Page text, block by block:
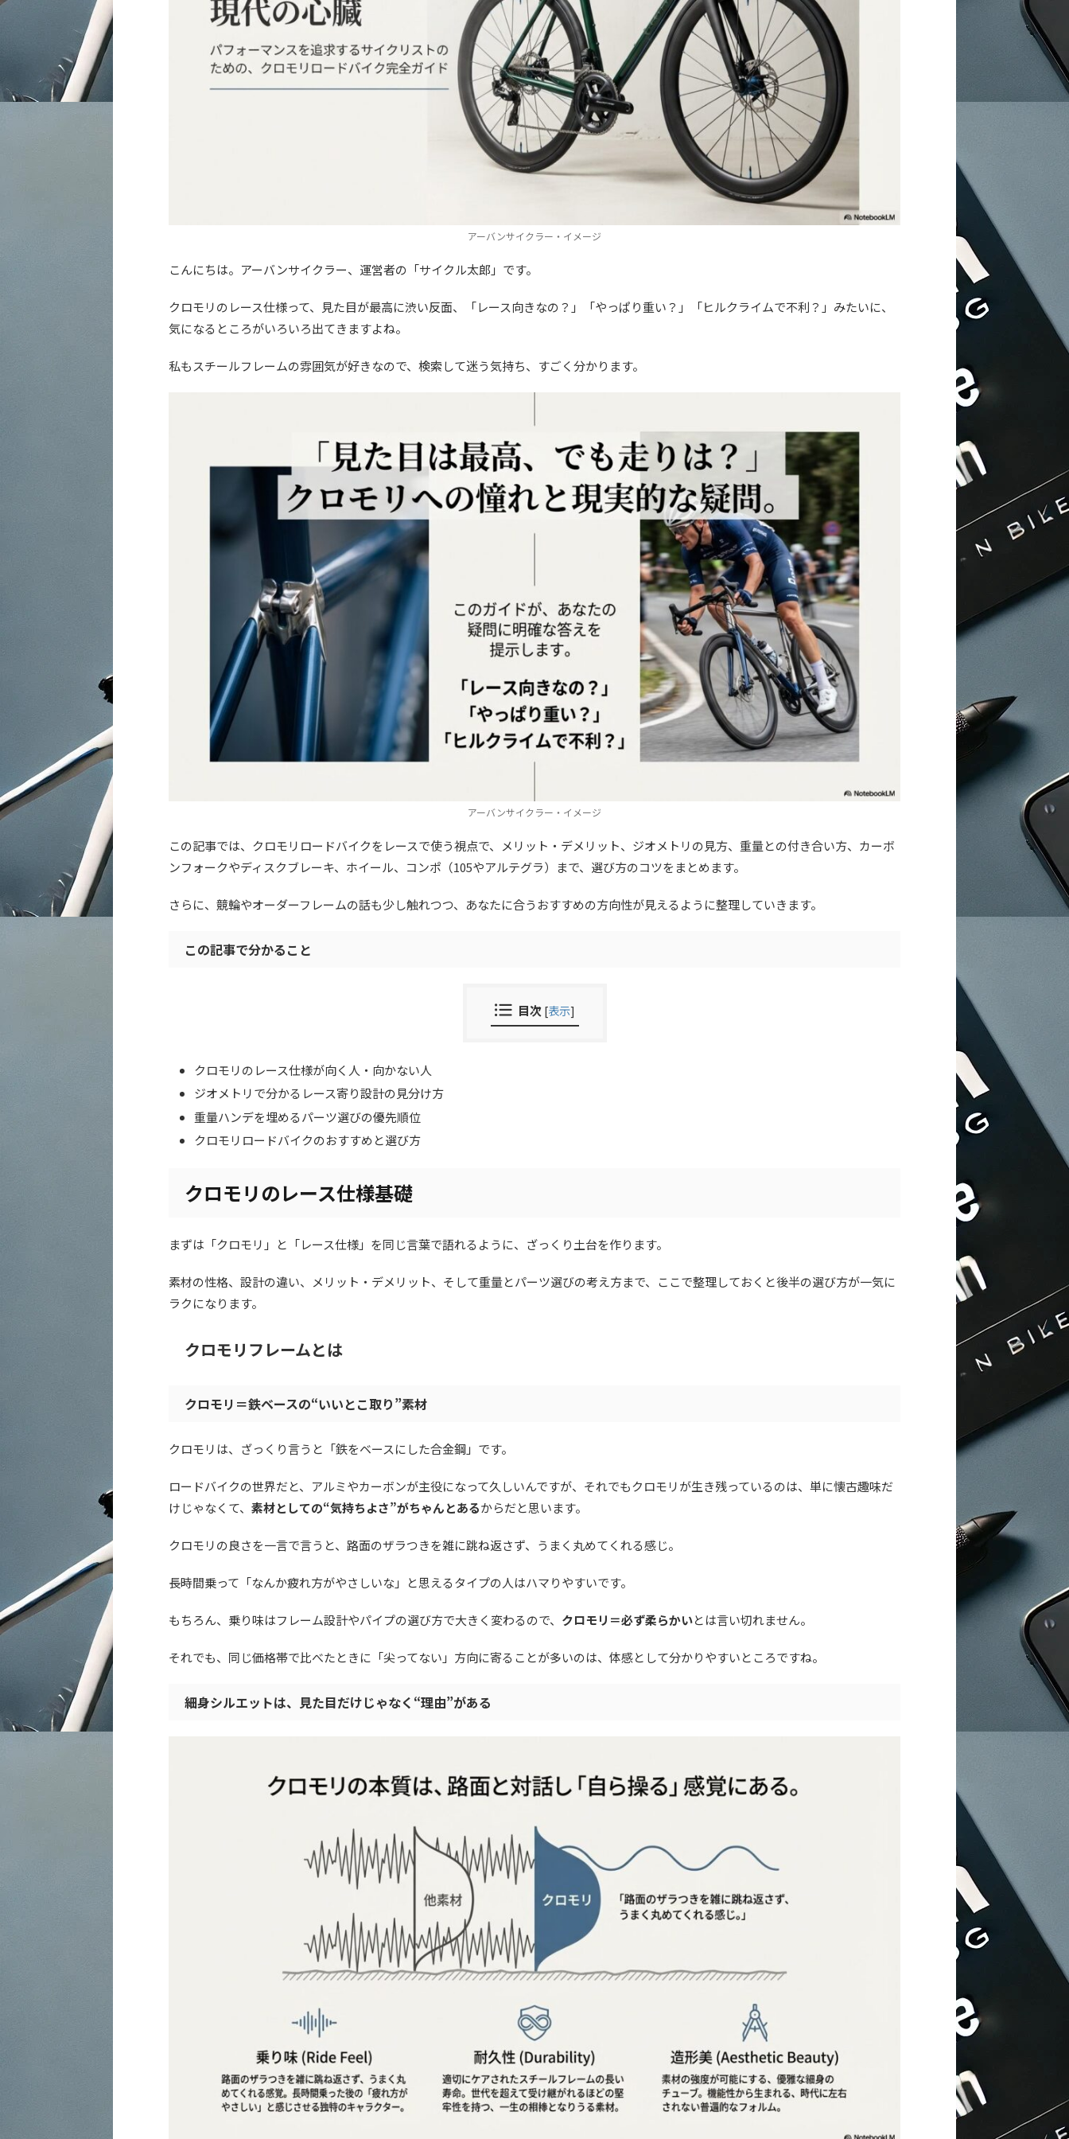
アーバンサイクラー・イメージ
こんにちは。アーバンサイクラー、運営者の「サイクル太郎」です。
クロモリのレース仕様って、見た目が最高に渋い反面、「レース向きなの？」「やっぱり重い？」「ヒルクライムで不利？」みたいに、
気になるところがいろいろ出てきますよね。
私もスチールフレームの雰囲気が好きなので、検索して迷う気持ち、すごく分かります。
アーバンサイクラー・イメージ
この記事では、クロモリロードバイクをレースで使う視点で、メリット・デメリット、ジオメトリの見方、重量との付き合い方、カーボ
ンフォークやディスクブレーキ、ホイール、コンポ（105やアルテグラ）まで、選び方のコツをまとめます。
さらに、競輪やオーダーフレームの話も少し触れつつ、あなたに合うおすすめの方向性が見えるように整理していきます。
この記事で分かること
目次 [表示]
クロモリのレース仕様が向く人・向かない人
ジオメトリで分かるレース寄り設計の見分け方
重量ハンデを埋めるパーツ選びの優先順位
クロモリロードバイクのおすすめと選び方
クロモリのレース仕様基礎
まずは「クロモリ」と「レース仕様」を同じ言葉で語れるように、ざっくり土台を作ります。
素材の性格、設計の違い、メリット・デメリット、そして重量とパーツ選びの考え方まで、ここで整理しておくと後半の選び方が一気に
ラクになります。
クロモリフレームとは
クロモリ＝鉄ベースの“いいとこ取り”素材
クロモリは、ざっくり言うと「鉄をベースにした合金鋼」です。
ロードバイクの世界だと、アルミやカーボンが主役になって久しいんですが、それでもクロモリが生き残っているのは、単に懐古趣味だ
けじゃなくて、 素材としての“気持ちよさ”がちゃんとあるからだと思います。
クロモリの良さを一言で言うと、路面のザラつきを雑に跳ね返さず、うまく丸めてくれる感じ。
長時間乗って「なんか疲れ方がやさしいな」と思えるタイプの人はハマりやすいです。
もちろん、乗り味はフレーム設計やパイプの選び方で大きく変わるので、 クロモリ＝必ず柔らかいとは言い切れません。
それでも、同じ価格帯で比べたときに「尖ってない」方向に寄ることが多いのは、体感として分かりやすいところですね。
細身シルエットは、見た目だけじゃなく“理由”がある